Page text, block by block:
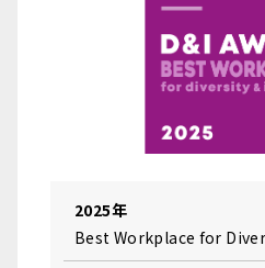
2025年
Best Workplace for